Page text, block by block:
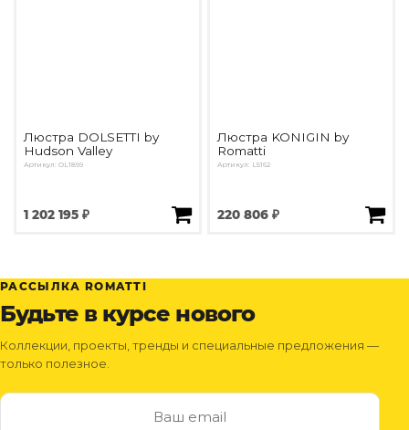
Люстра DOLSETTI by
Hudson Valley
Артикул: OL1899
1 202 195 ₽
Люстра KONIGIN by
Romatti
Артикул: L5162
220 806 ₽
РАССЫЛКА ROMATTI
Будьте в курсе нового
Коллекции, проекты, тренды и специальные предложения —
только полезное.